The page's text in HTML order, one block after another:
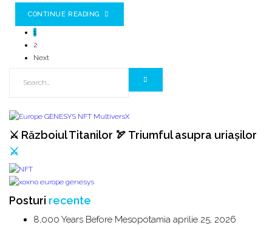
CONTINUE READING
1
2
Next
⚔️ Războiul Titanilor 🏹 Triumful asupra uriașilor
⚔️
Posturi recente
8,000 Years Before Mesopotamia aprilie 25, 2026